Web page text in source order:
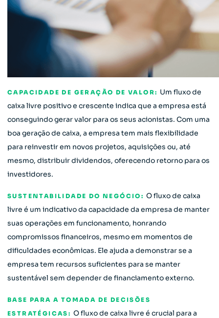
CAPACIDADE DE GERAÇÃO DE VALOR: Um fluxo de
caixa livre positivo e crescente indica que a empresa está
conseguindo gerar valor para os seus acionistas. Com uma
boa geração de caixa, a empresa tem mais flexibilidade
para reinvestir em novos projetos, aquisições ou, até
mesmo, distribuir dividendos, oferecendo retorno para os
investidores.
SUSTENTABILIDADE DO NEGÓCIO: O fluxo de caixa
livre é um indicativo da capacidade da empresa de manter
suas operações em funcionamento, honrando
compromissos financeiros, mesmo em momentos de
dificuldades econômicas. Ele ajuda a demonstrar se a
empresa tem recursos suficientes para se manter
sustentável sem depender de financiamento externo.
BASE PARA A TOMADA DE DECISÕES
ESTRATÉGICAS: O fluxo de caixa livre é crucial para a